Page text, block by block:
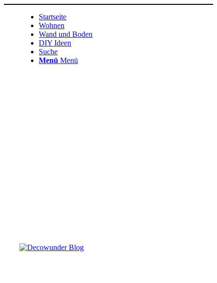
Startseite
Wohnen
Wand und Boden
DIY Ideen
Suche
Menü Menü